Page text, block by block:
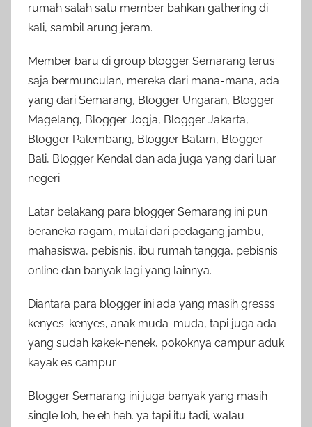
rumah salah satu member bahkan gathering di
kali, sambil arung jeram.
Member baru di group blogger Semarang terus
saja bermunculan, mereka dari mana-mana, ada
yang dari Semarang, Blogger Ungaran, Blogger
Magelang, Blogger Jogja, Blogger Jakarta,
Blogger Palembang, Blogger Batam, Blogger
Bali, Blogger Kendal dan ada juga yang dari luar
negeri.
Latar belakang para blogger Semarang ini pun
beraneka ragam, mulai dari pedagang jambu,
mahasiswa, pebisnis, ibu rumah tangga, pebisnis
online dan banyak lagi yang lainnya.
Diantara para blogger ini ada yang masih gresss
kenyes-kenyes, anak muda-muda, tapi juga ada
yang sudah kakek-nenek, pokoknya campur aduk
kayak es campur.
Blogger Semarang ini juga banyak yang masih
single loh, he eh heh. ya tapi itu tadi, walau